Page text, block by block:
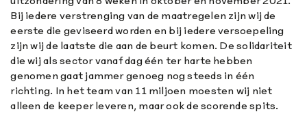
Bij iedere verstrenging van de maatregelen zijn wij de
eerste die geviseerd worden en bij iedere versoepeling
zijn wij de laatste die aan de beurt komen. De solidariteit
die wij als sector vanaf dag één ter harte hebben
genomen gaat jammer genoeg nog steeds in één
richting. In het team van 11 miljoen moesten wij niet
alleen de keeper leveren, maar ook de scorende spits.